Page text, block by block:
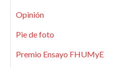
Opinión
Pie de foto
Premio Ensayo FHUMyE